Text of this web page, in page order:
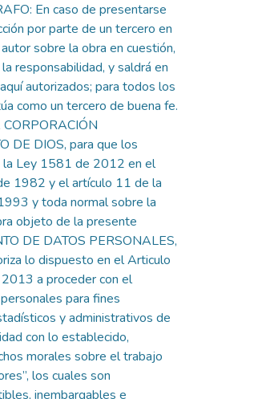
En caso de presentarse
por parte de un tercero en
sobre la obra en cuestión,
responsabilidad, y saldrá en
autorizados; para todos los
como un tercero de buena fe.
DE DIOS, para que los
la Ley 1581 de 2012 en el
1982 y el artículo 11 de la
y toda normal sobre la
objeto de la presente
DE DATOS PERSONALES,
lo dispuesto en el Articulo
a proceder con el
para fines
y administrativos de
con lo establecido,
morales sobre el trabajo
los cuales son
inembargables e